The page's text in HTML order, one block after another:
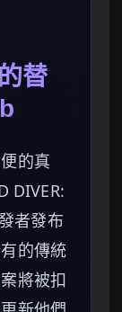
替
的真
DIVER:
者發布
的傳統
將被扣